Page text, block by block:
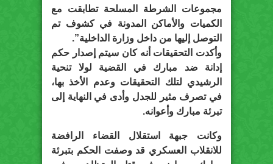
مجموعات الشرطة المسلحة تطابقت مع
الكميات والأماكن المدونة في كشوف تم
التوصل إليها من داخل وزارة الداخلية”.
وأكدت التحقيقات أنه كان سيتم إصدار حكم
إدانة ضد مبارك في القضية لولا تنحية
الرشيدي لتلك التحقيقات وعدم الأخذ بها،
في تصرف مثير للجدل وأدى في النهاية إلى
تبرئة مبارك وأعوانه.
وكانت جبهة استقلال القضاء الرافضة
للانقلاب العسكري قد وصفت الحكم بتبرئة